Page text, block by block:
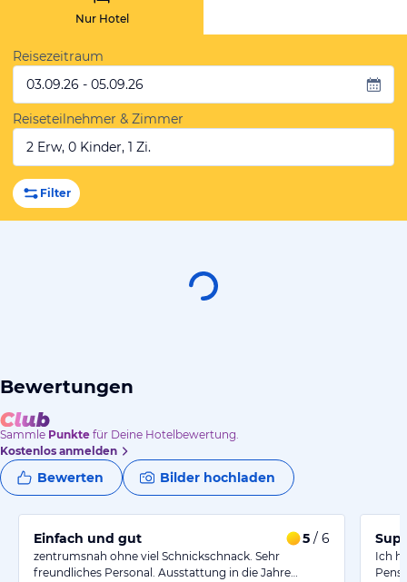
Nur Hotel
Reisezeitraum
03.09.26 - 05.09.26
Reiseteilnehmer & Zimmer
2 Erw, 0 Kinder, 1 Zi.
Filter
Bewertungen
Sammle Punkte für Deine Hotelbewertung.
Kostenlos anmelden
Bewerten Bilder hochladen
Einfach und gut 5 / 6
zentrumsnah ohne viel Schnickschnack. Sehr
freundliches Personal. Ausstattung in die Jahre…
Ich